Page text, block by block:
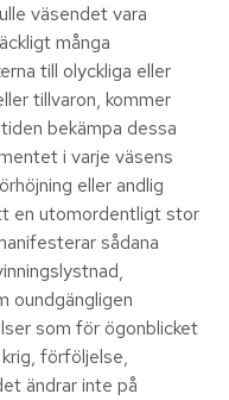
väsendet vara
många
till olyckliga eller
tillvaron, kommer
bekämpa dessa
i varje väsens
eller andlig
en utomordentligt stor
sådana
oundgängligen
som för ögonblicket
förföljelse,
ändrar inte på